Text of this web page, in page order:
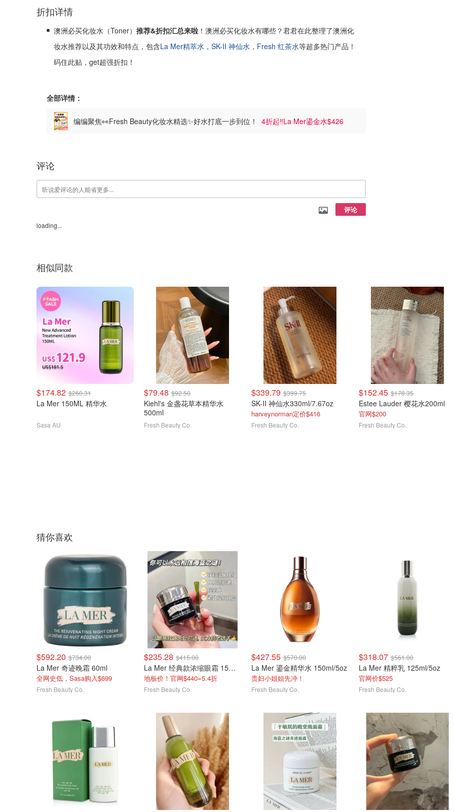
折扣详情
澳洲必买化妆水（Toner） 推荐&折扣汇总来啦 ！澳洲必买化妆水有哪些？君君在此整理了澳洲化
妆水推荐以及其功效和特点，包含La Mer精萃水 ， SK-II 神仙水 ， Fresh 红茶水等超多热门产品！
码住此贴，get超强折扣！
全部详情：
编编聚焦👀Fresh Beauty化妆水精选✨好水打底一步到位！ 4折起‼️La Mer鎏金水$426
评论
评论
loading...
相似同款
$174.82 $260.31
La Mer 150ML 精华水
Sasa AU
$79.48 $92.50
Kiehl's 金盏花草本精华水
500ml
Fresh Beauty Co.
$339.79 $399.75
SK-II 神仙水330ml/7.67oz
harveynorman定价$416
Fresh Beauty Co.
$152.45 $178.35
Estee Lauder 樱花水200ml
官网$200
Fresh Beauty Co.
猜你喜欢
$592.20 $734.00
La Mer 奇迹晚霜 60ml
全网史低，Sasa购入$699
Fresh Beauty Co.
$235.28 $415.00
La Mer 经典款浓缩眼霜 15ml/0.5oz
地板价！官网$440=5.4折
Fresh Beauty Co.
$427.55 $570.00
La Mer 鎏金精华水 150ml/5oz
贵妇小姐姐先冲！
Fresh Beauty Co.
$318.07 $561.00
La Mer 精粹乳 125ml/5oz
官网价$525
Fresh Beauty Co.